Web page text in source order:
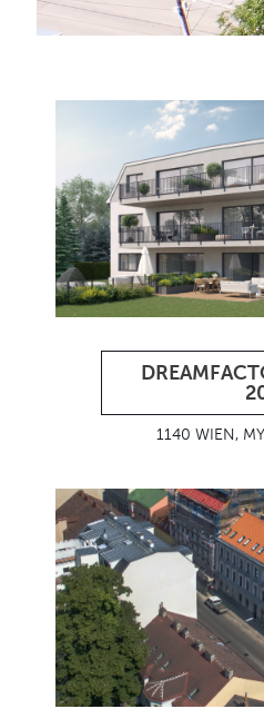
1140 WIEN,